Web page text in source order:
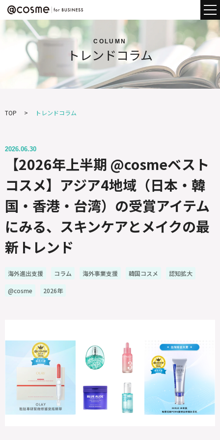
COLUMN
トレンドコラム
TOP トレンドコラム
2026.06.30
【2026年上半期 @cosmeベスト
コスメ】アジア4地域（日本・韓
国・香港・台湾）の受賞アイテム
にみる、スキンケアとメイクの最
新トレンド
海外進出支援 コラム 海外事業支援 韓国コスメ 認知拡大
@cosme 2026年